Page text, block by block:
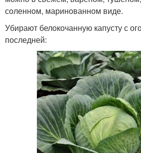
соленном, маринованном виде.
Убирают белокочанную капусту с
последней: